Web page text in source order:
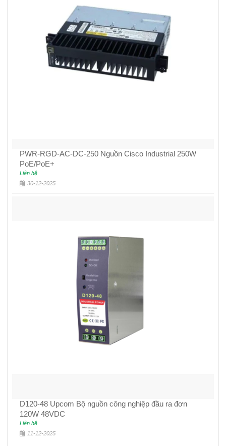
PWR-RGD-AC-DC-250 Nguồn Cisco Industrial 250W
PoE/PoE+
Liên hệ
30-12-2025
D120-48 Upcom Bộ nguồn công nghiệp đầu ra đơn
120W 48VDC
Liên hệ
11-12-2025